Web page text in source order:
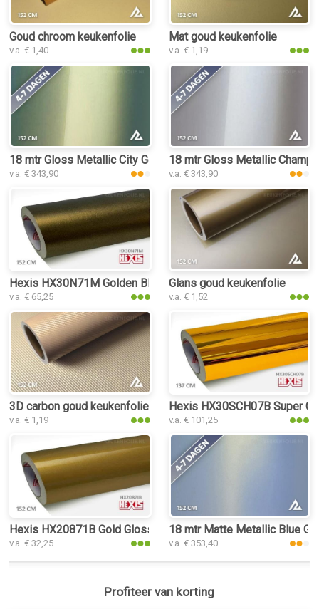
Goud chroom keukenfolie
v.a. € 1,40
Mat goud keukenfolie
v.a. € 1,19
18 mtr Gloss Metallic City Gold Shift 3166 keukenfolie
v.a. € 343,90
18 mtr Gloss Metallic
v.a. € 343,90
Hexis HX30N71M Golden Black Matt keukenfolie
v.a. € 65,25
Glans goud keukenfolie
v.a. € 1,52
3D carbon goud keukenfolie
v.a. € 1,19
Hexis HX30SCH07B Super
v.a. € 101,25
Hexis HX20871B Gold Gloss keukenfolie
v.a. € 32,25
18 mtr Matte Metallic Blue
v.a. € 353,40
Profiteer van korting